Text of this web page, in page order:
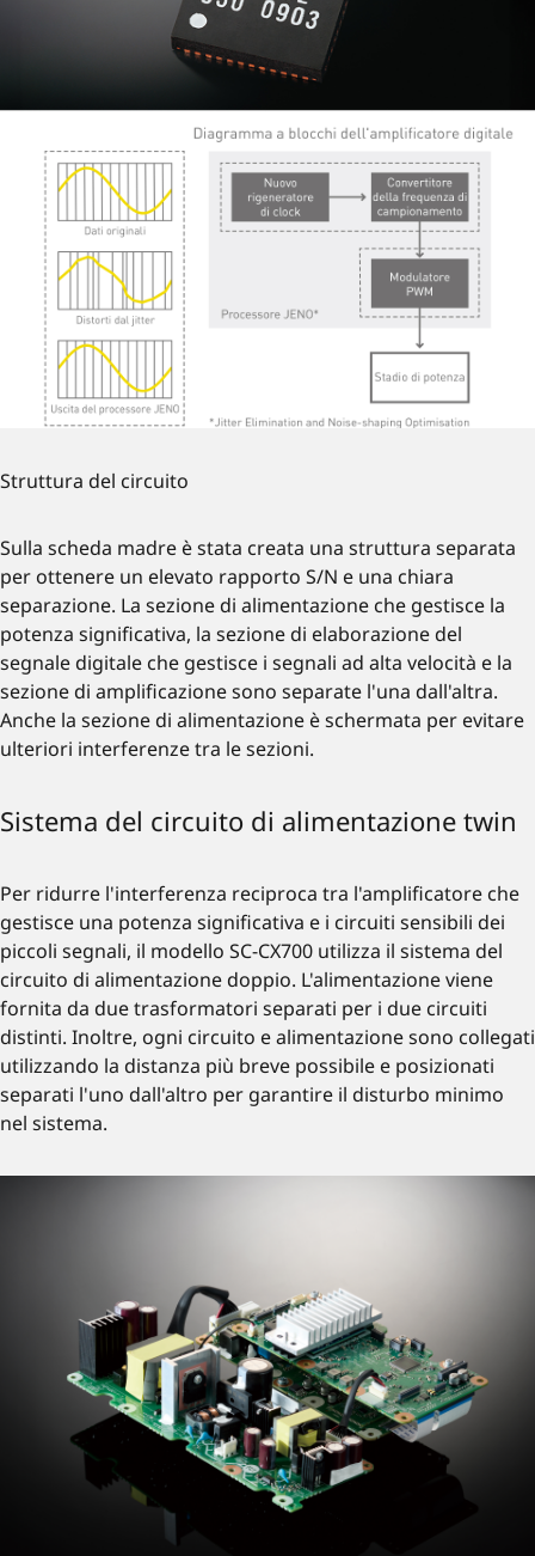
Struttura del circuito
Sulla scheda madre è stata creata una struttura separata
per ottenere un elevato rapporto S/N e una chiara
separazione. La sezione di alimentazione che gestisce la
potenza significativa, la sezione di elaborazione del
segnale digitale che gestisce i segnali ad alta velocità e la
sezione di amplificazione sono separate l'una dall'altra.
Anche la sezione di alimentazione è schermata per evitare
ulteriori interferenze tra le sezioni.
Sistema del circuito di alimentazione twin
Per ridurre l'interferenza reciproca tra l'amplificatore che
gestisce una potenza significativa e i circuiti sensibili dei
piccoli segnali, il modello SC-CX700 utilizza il sistema del
circuito di alimentazione doppio. L'alimentazione viene
fornita da due trasformatori separati per i due circuiti
distinti. Inoltre, ogni circuito e alimentazione sono collegati
utilizzando la distanza più breve possibile e posizionati
separati l'uno dall'altro per garantire il disturbo minimo
nel sistema.